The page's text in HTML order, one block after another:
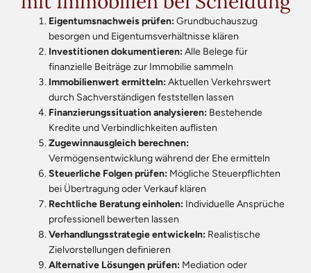
Eigentumsnachweis prüfen:Grundbuchauszug
besorgen und Eigentumsverhältnisse klären
Investitionen dokumentieren:Alle Belege für
finanzielle Beiträge zur Immobilie sammeln
Immobilienwert ermitteln:Aktuellen Verkehrswert
durch Sachverständigen feststellen lassen
Finanzierungssituation analysieren: Bestehende
Kredite und Verbindlichkeiten auflisten
Zugewinnausgleich berechnen:
Vermögensentwicklung während der Ehe ermitteln
Steuerliche Folgen prüfen: Mögliche Steuerpflichten
bei Übertragung oder Verkauf klären
Rechtliche Beratung einholen: Individuelle Ansprüche
professionell bewerten lassen
Verhandlungsstrategie entwickeln: Realistische
Zielvorstellungen definieren
Alternative Lösungen prüfen: Mediation oder